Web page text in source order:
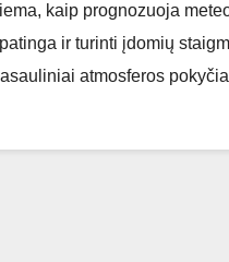
kaip prognozuoja
ir turinti įdomių
atmosferos